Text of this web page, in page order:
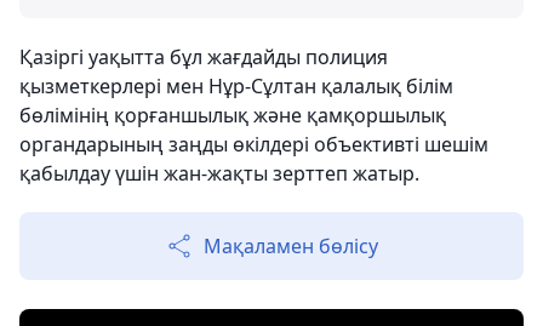
Қазіргі уақытта бұл жағдайды полиция
қызметкерлері мен Нұр-Сұлтан қалалық білім
бөлімінің қорғаншылық және қамқоршылық
органдарының заңды өкілдері объективті шешім
қабылдау үшін жан-жақты зерттеп жатыр.
Мақаламен бөлісу